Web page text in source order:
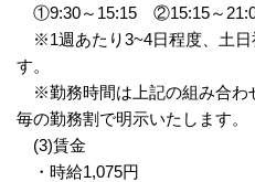
①9:30～15:15 ②15:15～
※1週あたり3~4日程度、土日
す。
※勤務時間は上記の組み合わ
毎の勤務割で明示いたします。
(3)賃金
・時給1,075円